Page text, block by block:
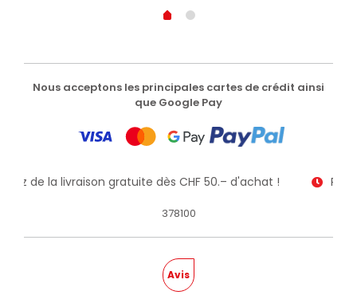
Nous acceptons les principales cartes de crédit ainsi
que Google Pay
de la livraison gratuite dès CHF 50.– d'achat !
378100
Avis